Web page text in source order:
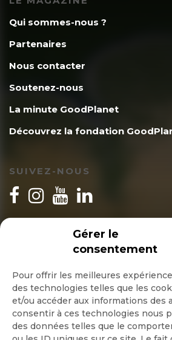
Gérer le
consentement
Pour offrir les meilleures
des technologies telles que les
et/ou accéder aux informations des
consentir à ces technologies nous
des données telles que le
Qui sommes-nous ?
Partenaires
Nous contacter
Soutenez-nous
La minute GoodPlanet
Découvrez la fondation
SUIVEZ-NOUS
INSCRIPTION NEWSLETTER
Quotidienne
Hebdo